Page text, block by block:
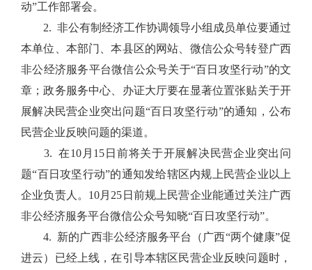
动”工作部署会。
2. 非公有制经济工作协调领导小组成员单位要通过
本单位、本部门、本县区的网站、微信公众号转登广西
非公经济服务平台微信公众号关于“百日攻坚行动”的文
章；政务服务中心、办证大厅要在显著位置张贴关于开
展解决民营企业突出问题“百日攻坚行动”的通知，公布
民营企业反映问题的渠道。
3. 在10月15日前将关于开展解决民营企业突出问
题“百日攻坚行动”的通知发给辖区内规上民营企业以上
企业负责人。10月25日前规上民营企业能通过关注广西
非公经济服务平台微信公众号知晓“百日攻坚行动”。
4. 新的广西非公经济服务平台（广西“两个健康”促
进云）已经上线，在引导本辖区民营企业反映问题时，